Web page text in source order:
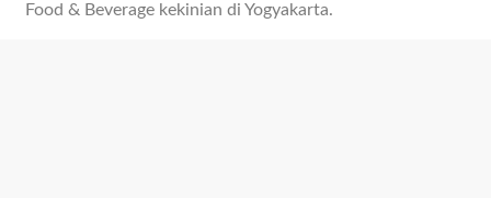
Food & Beverage kekinian di Yogyakarta.